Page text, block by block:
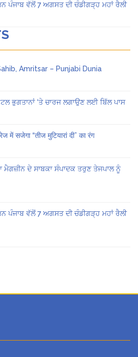
ਪੰਜਾਬ ਵੱਲੋਂ 7 ਅਗਸਤ ਦੀ ਚੰਡੀਗੜ੍ਹ ਮਹਾਂ ਰੈਲੀ
Amritsar – Punjabi Dunia
ਭੁਗਤਾਨਾਂ ‘ਤੇ ਚਾਰਜ ਲਗਾਉਣ ਲਈ ਬਿੱਲ ਪਾਸ
में सजेगा “तीज मुटियारां दी” का रंग
ਮੈਗਜ਼ੀਨ ਦੇ ਸਾਬਕਾ ਸੰਪਾਦਕ ਤਰੁਣ ਤੇਜਪਾਲ ਨੂੰ
ਪੰਜਾਬ ਵੱਲੋਂ 7 ਅਗਸਤ ਦੀ ਚੰਡੀਗੜ੍ਹ ਮਹਾਂ ਰੈਲੀ